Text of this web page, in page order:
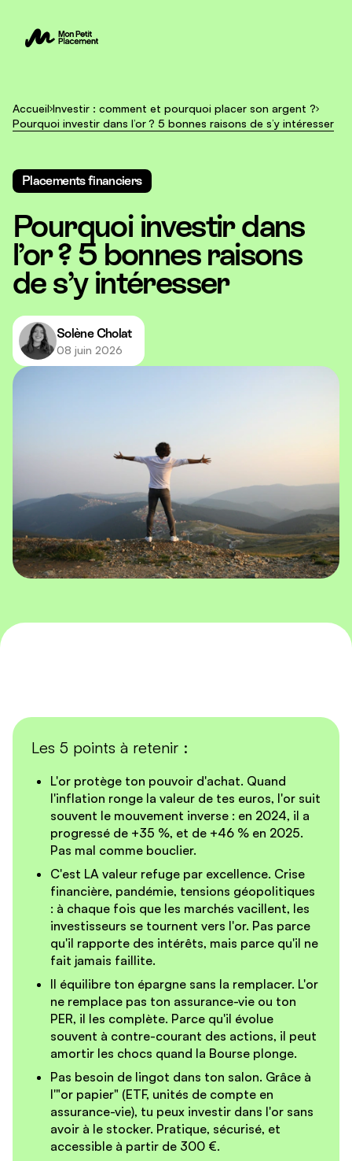
Accueil Investir : comment et pourquoi placer son argent ?
Pourquoi investir dans l’or ? 5 bonnes raisons de s’y intéresser
Placements financiers
Pourquoi investir dans
l’or ? 5 bonnes raisons
de s’y intéresser
Solène Cholat
08 juin 2026
Les 5 points à retenir :
L'or protège ton pouvoir d'achat. Quand
l'inflation ronge la valeur de tes euros, l'or suit
souvent le mouvement inverse : en 2024, il a
progressé de +35 %, et de +46 % en 2025.
Pas mal comme bouclier.
C'est LA valeur refuge par excellence. Crise
financière, pandémie, tensions géopolitiques
: à chaque fois que les marchés vacillent, les
investisseurs se tournent vers l'or. Pas parce
qu'il rapporte des intérêts, mais parce qu'il ne
fait jamais faillite.
Il équilibre ton épargne sans la remplacer. L'or
ne remplace pas ton assurance-vie ou ton
PER, il les complète. Parce qu'il évolue
souvent à contre-courant des actions, il peut
amortir les chocs quand la Bourse plonge.
Pas besoin de lingot dans ton salon. Grâce à
l'"or papier" (ETF, unités de compte en
assurance-vie), tu peux investir dans l'or sans
avoir à le stocker. Pratique, sécurisé, et
accessible à partir de 300 €.